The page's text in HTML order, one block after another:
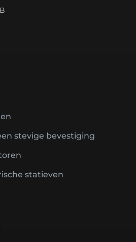
stevige bevestiging
statieven